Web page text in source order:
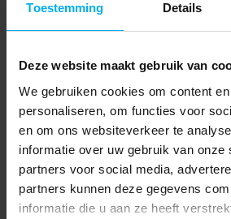
Toestemming Details
Deze website maakt gebruik van
We gebruiken cookies om content
personaliseren, om functies voor
en om ons websiteverkeer te
informatie over uw gebruik van onze
partners voor social media,
partners kunnen deze gegevens
informatie die u aan ze heeft